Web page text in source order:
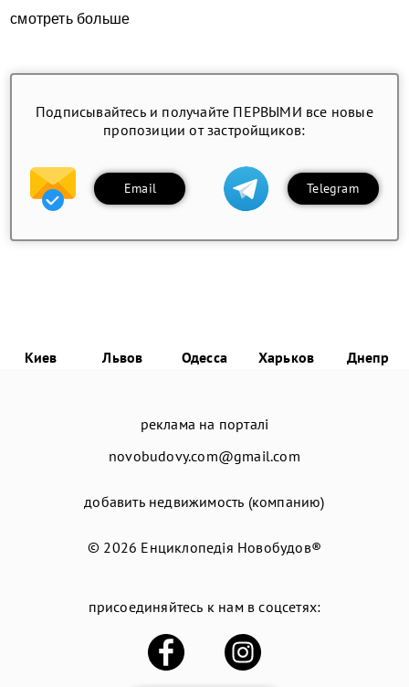
смотреть больше
Подписывайтесь и получайте ПЕРВЫМИ все новые
пропозиции от застройщиков:
Email Telegram
Киев Львов Одесса Харьков Днепр
реклама на порталі
novobudovy.com@gmail.com
добавить недвижимость (компанию)
© 2026 Енциклопедія Новобудов®
присоединяйтесь к нам в соцсетях: